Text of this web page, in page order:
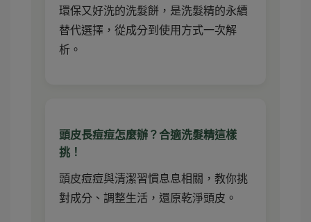
環保又好洗的洗髮餅，是洗髮精的永續
替代選擇，從成分到使用方式一次解
析。
頭皮長痘痘怎麼辦？合適洗髮精這樣
挑！
頭皮痘痘與清潔習慣息息相關，教你挑
對成分、調整生活，還原乾淨頭皮。